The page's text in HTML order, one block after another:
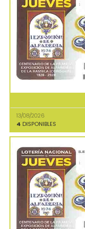
13/08/2026
4 DISPONIBLES